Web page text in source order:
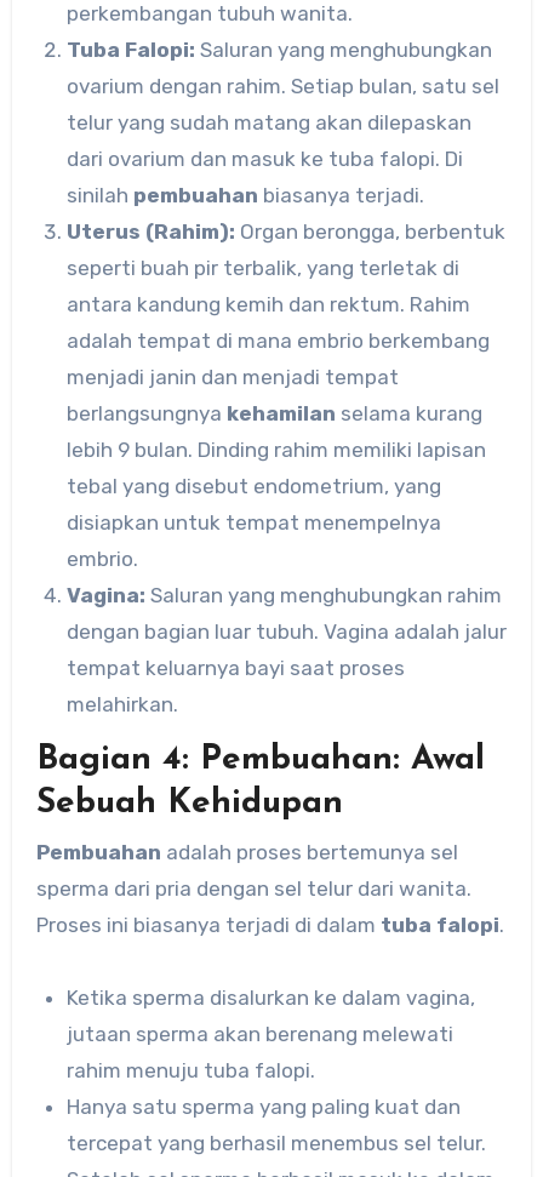
perkembangan tubuh wanita.
Tuba Falopi: Saluran yang menghubungkan
ovarium dengan rahim. Setiap bulan, satu sel
telur yang sudah matang akan dilepaskan
dari ovarium dan masuk ke tuba falopi. Di
sinilah pembuahan biasanya terjadi.
Uterus (Rahim): Organ berongga, berbentuk
seperti buah pir terbalik, yang terletak di
antara kandung kemih dan rektum. Rahim
adalah tempat di mana embrio berkembang
menjadi janin dan menjadi tempat
berlangsungnya kehamilan selama kurang
lebih 9 bulan. Dinding rahim memiliki lapisan
tebal yang disebut endometrium, yang
disiapkan untuk tempat menempelnya
embrio.
Vagina: Saluran yang menghubungkan rahim
dengan bagian luar tubuh. Vagina adalah jalur
tempat keluarnya bayi saat proses
melahirkan.
Bagian 4: Pembuahan: Awal
Sebuah Kehidupan
Pembuahan adalah proses bertemunya sel
sperma dari pria dengan sel telur dari wanita.
Proses ini biasanya terjadi di dalam tuba falopi.
Ketika sperma disalurkan ke dalam vagina,
jutaan sperma akan berenang melewati
rahim menuju tuba falopi.
Hanya satu sperma yang paling kuat dan
tercepat yang berhasil menembus sel telur.